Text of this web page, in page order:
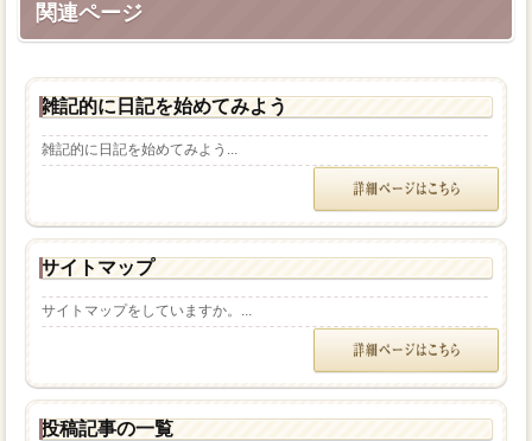
関連ページ
雑記的に日記を始めてみよう
雑記的に日記を始めてみよう...
サイトマップ
サイトマップをしていますか。...
投稿記事の一覧